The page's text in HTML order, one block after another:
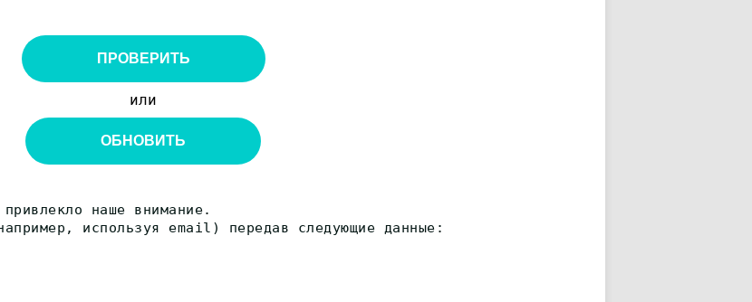
ПРОВЕРИТЬ
или
ОБНОВИТЬ
наше внимание.
используя email) передав следующие данные: